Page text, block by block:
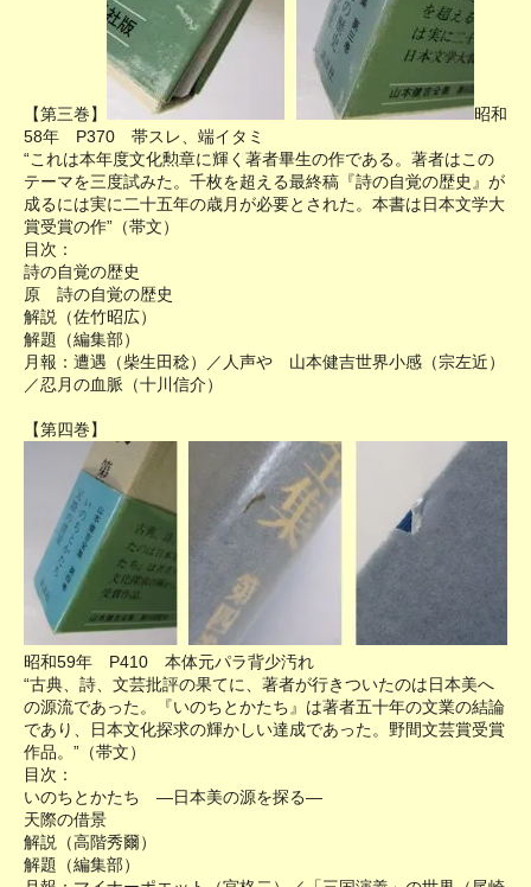
【第三巻】
昭和
58年 P370 帯スレ、端イタミ
“これは本年度文化勲章に輝く著者畢生の作である。著者はこの
テーマを三度試みた。千枚を超える最終稿『詩の自覚の歴史』が
成るには実に二十五年の歳月が必要とされた。本書は日本文学大
賞受賞の作”（帯文）
目次：
詩の自覚の歴史
原 詩の自覚の歴史
解説（佐竹昭広）
解題（編集部）
月報：遭遇（柴生田稔）／人声や 山本健吉世界小感（宗左近）
／忍月の血脈（十川信介）
【第四巻】
昭和59年 P410 本体元パラ背少汚れ
“古典、詩、文芸批評の果てに、著者が行きついたのは日本美へ
の源流であった。『いのちとかたち』は著者五十年の文業の結論
であり、日本文化探求の輝かしい達成であった。野間文芸賞受賞
作品。”（帯文）
目次：
いのちとかたち ―日本美の源を探る―
天際の借景
解説（高階秀爾）
解題（編集部）